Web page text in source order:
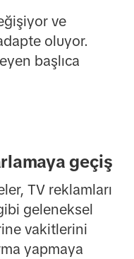
ve
oluyor.
başlıca
geçiş
TV reklamları
geleneksel
vakitlerini
yapmaya